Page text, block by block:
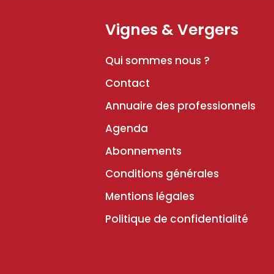
Vignes & Vergers
Qui sommes nous ?
Contact
Annuaire des professionnels
Agenda
Abonnements
Conditions générales
Mentions légales
Politique de confidentialité